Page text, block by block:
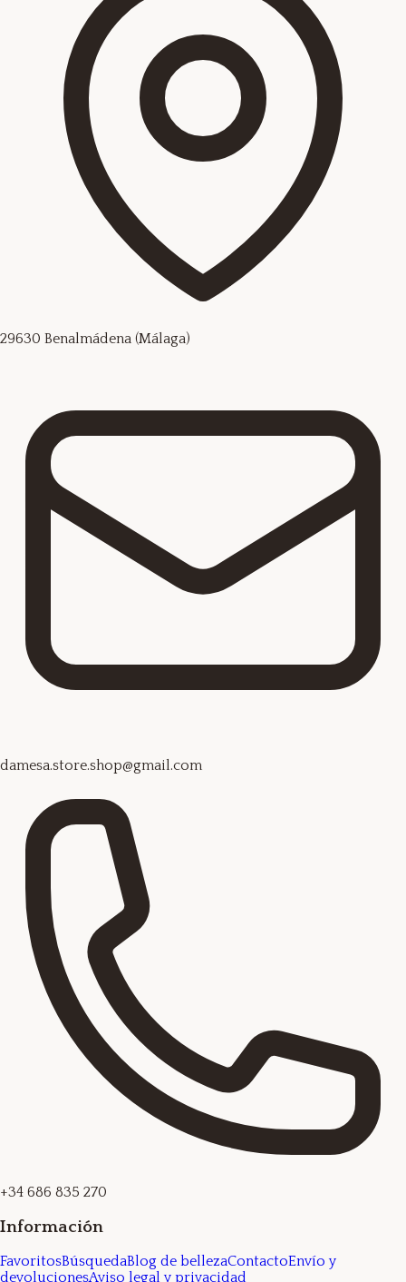
29630 Benalmádena (Málaga)
damesa.store.shop@gmail.com
+34 686 835 270
Información
FavoritosBúsquedaBlog de bellezaContactoEnvío y
devolucionesAviso legal y privacidad